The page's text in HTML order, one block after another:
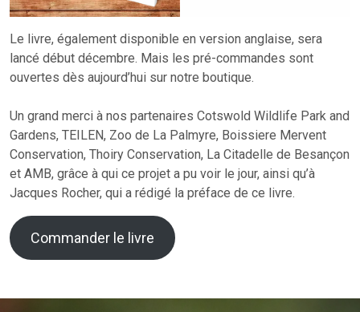
Le livre, également disponible en version anglaise, sera
lancé début décembre. Mais les pré-commandes sont
ouvertes dès aujourd’hui sur notre boutique.
Un grand merci à nos partenaires Cotswold Wildlife Park and
Gardens, TEILEN, Zoo de La Palmyre, Boissiere Mervent
Conservation, Thoiry Conservation, La Citadelle de Besançon
et AMB, grâce à qui ce projet a pu voir le jour, ainsi qu’à
Jacques Rocher, qui a rédigé la préface de ce livre.
Commander le livre